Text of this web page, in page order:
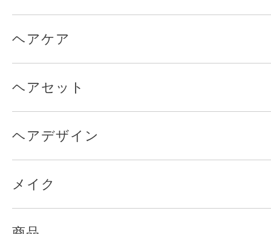
ヘアケア
ヘアセット
ヘアデザイン
メイク